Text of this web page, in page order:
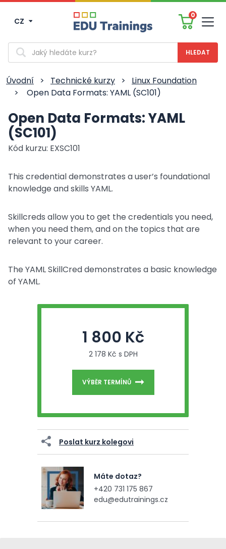
CZ
0
Vyhledávání
Úvodní > Technické kurzy >
Linux Foundation
>
Open Data Formats: YAML (SC101)
Open Data Formats: YAML
(SC101)
Kód kurzu: EXSC101
This credential demonstrates a user’s foundational
knowledge and skills YAML.
Skillcreds allow you to get the credentials you need,
when you need them, and on the topics that are
relevant to your career.
The YAML SkillCred demonstrates a basic knowledge
of YAML.
1 800 Kč
2 178 Kč s DPH
VÝBĚR TERMÍNŮ
Poslat kurz kolegovi
Máte dotaz?
+420 731 175 867
edu@edutrainings.cz